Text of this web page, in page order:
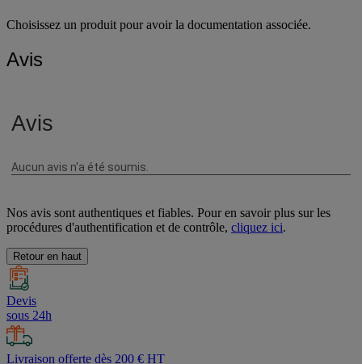
Choisissez un produit pour avoir la documentation associée.
Avis
Nos avis sont authentiques et fiables. Pour en savoir plus sur les
procédures d'authentification et de contrôle, cliquez ici.
Retour en haut
Devis
sous 24h
Livraison offerte dès 200 € HT